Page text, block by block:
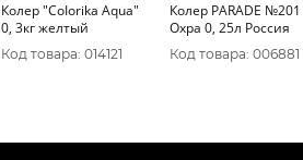
Колер "CoIorika Aqua"
0, 3кг желтый
Код товара: 014121
Колер PARADE №201
Охра 0, 25л Россия
Код товара: 006881